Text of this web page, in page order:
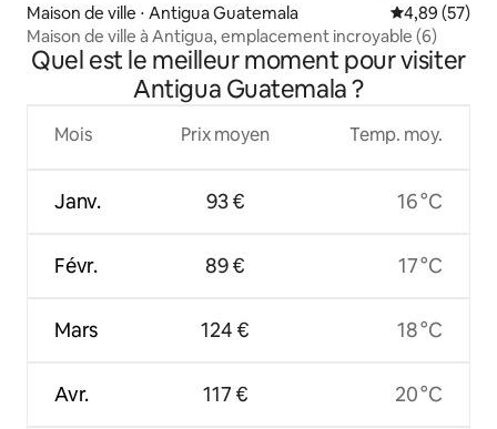
Maison de ville ⋅ Antigua Guatemala Évaluation
4,89 (57)
Maison de ville à Antigua, emplacement incroyable (6)
Quel est le meilleur moment pour visiter
Antigua Guatemala ?
Mois
Janv.
Févr.
Mars
Avr.
Prix moyen
93 €
89 €
124 €
117 €
Temp. moy.
16 °C
17 °C
18 °C
20 °C